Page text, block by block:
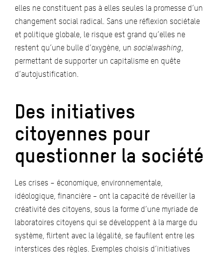
elles ne constituent pas à elles seules la promesse d’un
changement social radical. Sans une réflexion sociétale
et politique globale, le risque est grand qu’elles ne
restent qu’une bulle d’oxygène, un socialwashing,
permettant de supporter un capitalisme en quête
d’autojustification.
Des initiatives
citoyennes pour
questionner la société
Les crises – économique, environnementale,
idéologique, financière – ont la capacité de réveiller la
créativité des citoyens, sous la forme d’une myriade de
laboratoires citoyens qui se développent à la marge du
système, flirtent avec la légalité, se faufilent entre les
interstices des règles. Exemples choisis d’initiatives